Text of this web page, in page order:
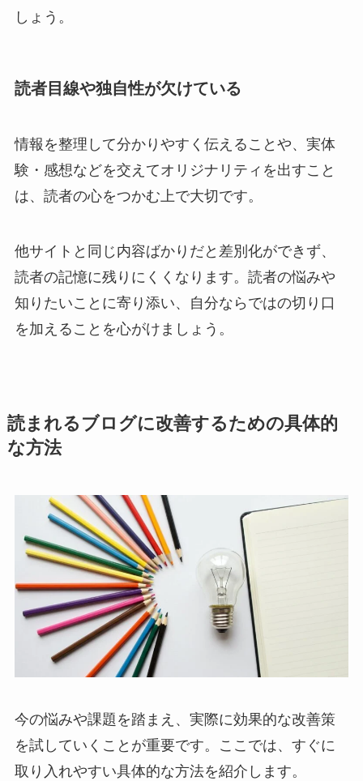
しょう。
読者目線や独自性が欠けている
情報を整理して分かりやすく伝えることや、実体
験・感想などを交えてオリジナリティを出すこと
は、読者の心をつかむ上で大切です。
他サイトと同じ内容ばかりだと差別化ができず、
読者の記憶に残りにくくなります。読者の悩みや
知りたいことに寄り添い、自分ならではの切り口
を加えることを心がけましょう。
読まれるブログに改善するための具体的
な方法
今の悩みや課題を踏まえ、実際に効果的な改善策
を試していくことが重要です。ここでは、すぐに
取り入れやすい具体的な方法を紹介します。